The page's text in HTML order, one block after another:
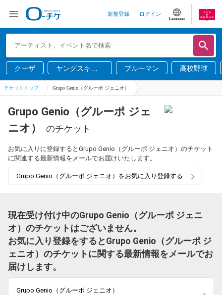
新規登録 ログイン
Language
クーザ
ヤングスキニ
ー
ブルーマン 高校野球
チケットトップ Grupo Genio（グルーポ ジェニオ）
Grupo Genio（グルーポ ジェ
ニオ）
のチケット
お気に入りに登録するとGrupo Genio（グルーポ ジェニオ）のチケット
に関連する最新情報をメールでお届けいたします。
Grupo Genio（グルーポ ジェニオ）をお気に入り登録する
現在受け付け中のGrupo Genio（グルーポ ジェニ
オ）のチケットはございません。
お気に入り登録をするとGrupo Genio（グルーポ ジ
ェニオ）のチケットに関する最新情報をメールでお
届けします。
Grupo Genio（グルーポ ジェニオ）